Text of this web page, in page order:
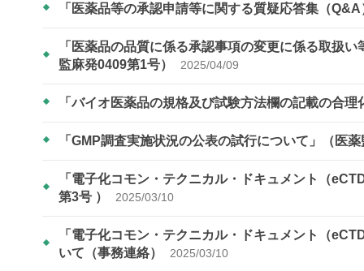
「医薬品等の承認申請等に関する質疑応答集（
「医薬品の品質に係る承認事項の変更に係る取扱
監麻発0409第1号）
2025/04/09
「バイオ医薬品の規格及び試験方法欄の記載の合
「GMP調査実施状況の公表の試行について」（医
「電子化コモン・テクニカル・ドキュメント（
第3号 ）
2025/03/10
「電子化コモン・テクニカル・ドキュメント（
いて（事務連絡）
2025/03/10